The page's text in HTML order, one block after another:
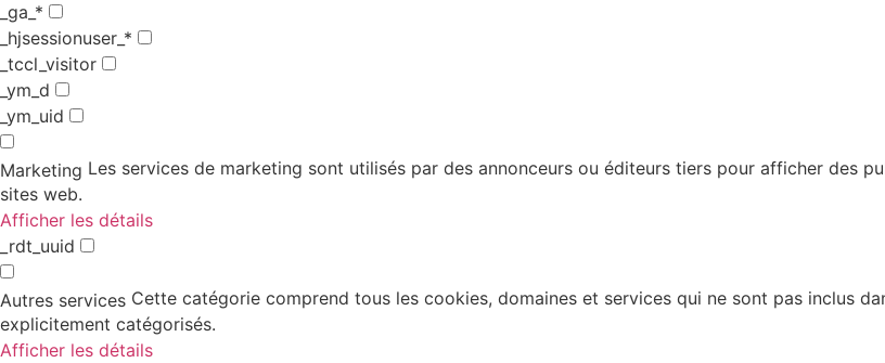
_ga_*
_hjsessionuser_*
_tccl_visitor
_ym_d
_ym_uid
Marketing Les services de marketing sont utilisés par des annonceurs ou éditeurs tiers pour afficher des
sites web.
Afficher les détails
_rdt_uuid
Autres services Cette catégorie comprend tous les cookies, domaines et services qui ne sont pas inclus
explicitement catégorisés.
Afficher les détails